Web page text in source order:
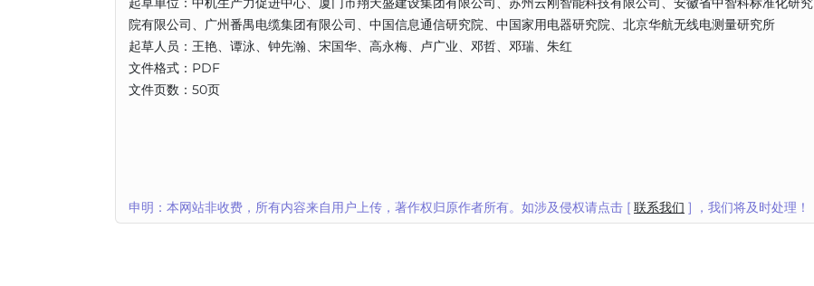
院有限公司、广州番禺电缆集团有限公司、中国信息通信研究院、中国家用电器研究院、北京华航无线电测量研究所
起草人员：王艳、谭泳、钟先瀚、宋国华、高永梅、卢广业、邓哲、邓瑞、朱红
文件格式：PDF
文件页数：50页
申明：本网站非收费，所有内容来自用户上传，著作权归原作者所有。如涉及侵权请点击 [ 联系我们 ] ，我们将及时处理！